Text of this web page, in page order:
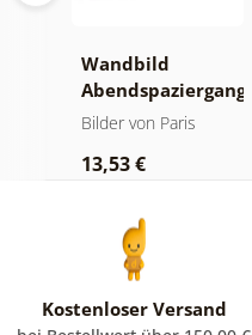
Wandbild
Abendspaziergang
durch Paris
Bilder von Paris
13,53 €
Kostenloser Versand